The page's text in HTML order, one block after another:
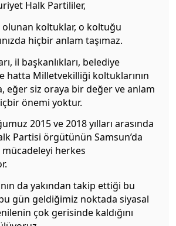
Halk Partililer,
olunan koltuklar, o koltuğu
hiçbir anlam taşımaz.
il başkanlıkları, belediye
hatta Milletvekilliği koltuklarının
eğer siz oraya bir değer ve anlam
önemi yoktur.
2015 ve 2018 yılları arasında
Partisi örgütünün Samsun’da
herkes
da yakından takip ettiği bu
gün geldiğimiz noktada siyasal
çok gerisinde kaldığını